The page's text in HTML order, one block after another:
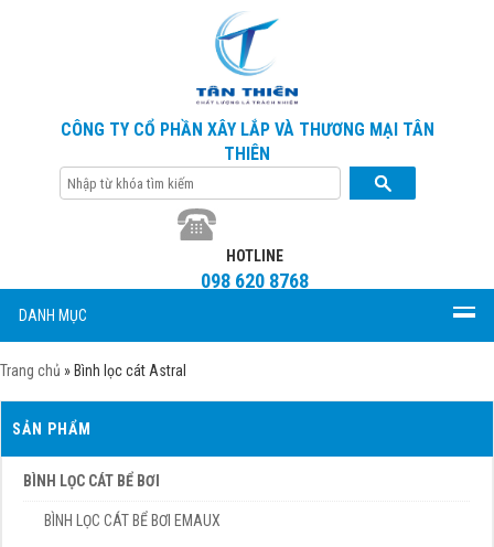
CÔNG TY CỔ PHẦN XÂY LẮP VÀ THƯƠNG MẠI TÂN
THIÊN
HOTLINE
098 620 8768
DANH MỤC
Trang chủ » Bình lọc cát Astral
SẢN PHẨM
BÌNH LỌC CÁT BỂ BƠI
BÌNH LỌC CÁT BỂ BƠI EMAUX